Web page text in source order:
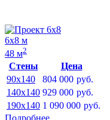
6х8 м
48 м2
Стены
Цена
90x140
804 000 руб.
140x140 929 000 руб.
190x140 1 090 000 руб.